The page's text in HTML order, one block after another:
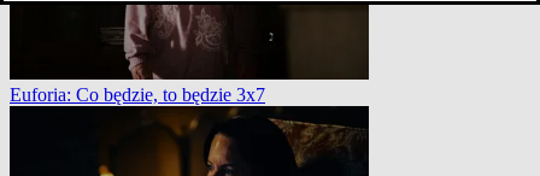
Euforia: Co będzie, to będzie 3x7